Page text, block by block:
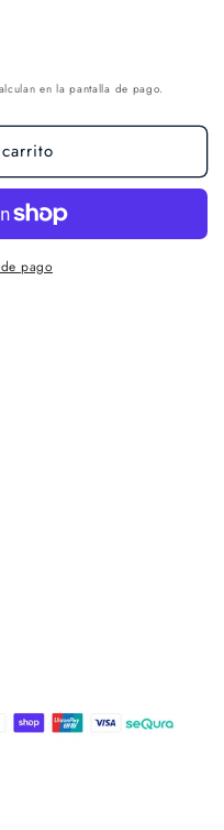
en la pantalla de pago.
pago